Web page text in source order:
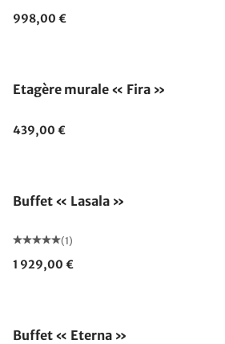
998,00 €
Etagère murale « Fira »
439,00 €
Buffet « Lasala »
(1)
1 929,00 €
Buffet « Eterna »